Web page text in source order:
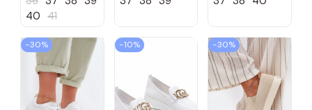
40 41
−30% −10% −30%